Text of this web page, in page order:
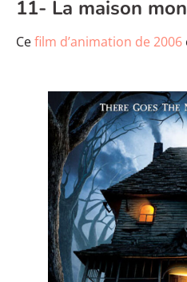
11- La maison
Cefilm d’animation de 2006